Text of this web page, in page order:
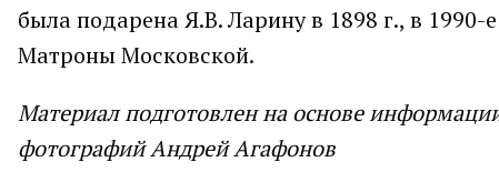
была подарена Я.В. Ларину в 1898 г., в 1990-
Матроны Московской.
Материал подготовлен на основе
фотографий Андрей Агафонов